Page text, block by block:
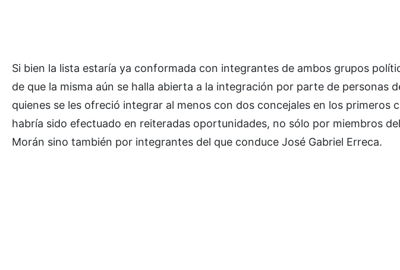
Si bien la lista estaría ya conformada con integrantes de ambos grupos
de que la misma aún se halla abierta a la integración por parte de personas
quienes se les ofreció integrar al menos con dos concejales en los primeros
habría sido efectuado en reiteradas oportunidades, no sólo por miembros
Morán sino también por integrantes del que conduce José Gabriel Erreca.